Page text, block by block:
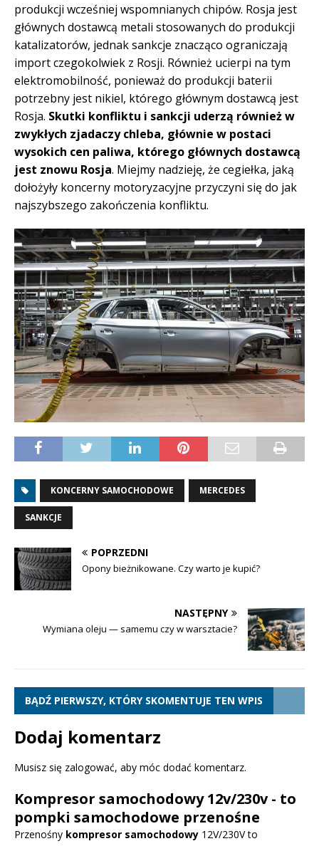
produkcji wcześniej wspomnianych chipów. Rosja jest
głównych dostawcą metali stosowanych do produkcji
katalizatorów, jednak sankcje znacząco ograniczają
import czegokolwiek z Rosji. Również ucierpi na tym
elektromobilność, ponieważ do produkcji baterii
potrzebny jest nikiel, którego głównym dostawcą jest
Rosja. Skutki konfliktu i sankcji uderzą również w
zwykłych zjadaczy chleba, głównie w postaci
wysokich cen paliwa, którego głównych dostawcą
jest znowu Rosja. Miejmy nadzieję, że cegiełka, jaką
dołożyły koncerny motoryzacyjne przyczyni się do jak
najszybszego zakończenia konfliktu.
KONCERNY SAMOCHODOWE MERCEDES
SANKCJE
POPRZEDNI
Opony bieżnikowane. Czy warto je kupić?
NASTĘPNY
Wymiana oleju — samemu czy w warsztacie?
BĄDŹ PIERWSZY, KTÓRY SKOMENTUJE TEN WPIS
Dodaj komentarz
Musisz się zalogować, aby móc dodać komentarz.
Kompresor samochodowy 12v/230v - to
pompki samochodowe przenośne
Przenośny kompresor samochodowy 12V/230V to